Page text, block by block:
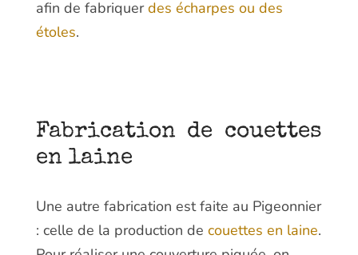
afin de fabriquerdes écharpes ou des
étoles.
Fabrication de couettes
en laine
Une autre fabrication est faite au Pigeonnier
: celle de la production de couettes en laine.